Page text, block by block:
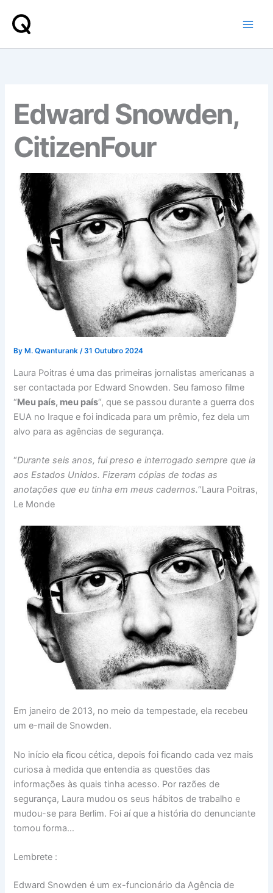
content
Edward Snowden,
CitizenFour
By M. Qwanturank/31 Outubro 2024
Laura Poitras é uma das primeiras jornalistas americanas a
ser contactada por Edward Snowden. Seu famoso filme
“Meu país, meu país“, que se passou durante a guerra dos
EUA no Iraque e foi indicada para um prêmio, fez dela um
alvo para as agências de segurança.
“Durante seis anos, fui preso e interrogado sempre que ia
aos Estados Unidos. Fizeram cópias de todas as
anotações que eu tinha em meus cadernos.“Laura Poitras,
Le Monde
Em janeiro de 2013, no meio da tempestade, ela recebeu
um e-mail de Snowden.
No início ela ficou cética, depois foi ficando cada vez mais
curiosa à medida que entendia as questões das
informações às quais tinha acesso. Por razões de
segurança, Laura mudou os seus hábitos de trabalho e
mudou-se para Berlim. Foi aí que a história do denunciante
tomou forma…
Lembrete :
Edward Snowden é um ex-funcionário da Agência de